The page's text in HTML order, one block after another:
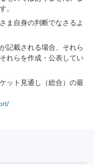
。
ま自身の判断でなさるよ
記載される場合、それら
れらを作成・公表してい
ット見通し（総合）の最